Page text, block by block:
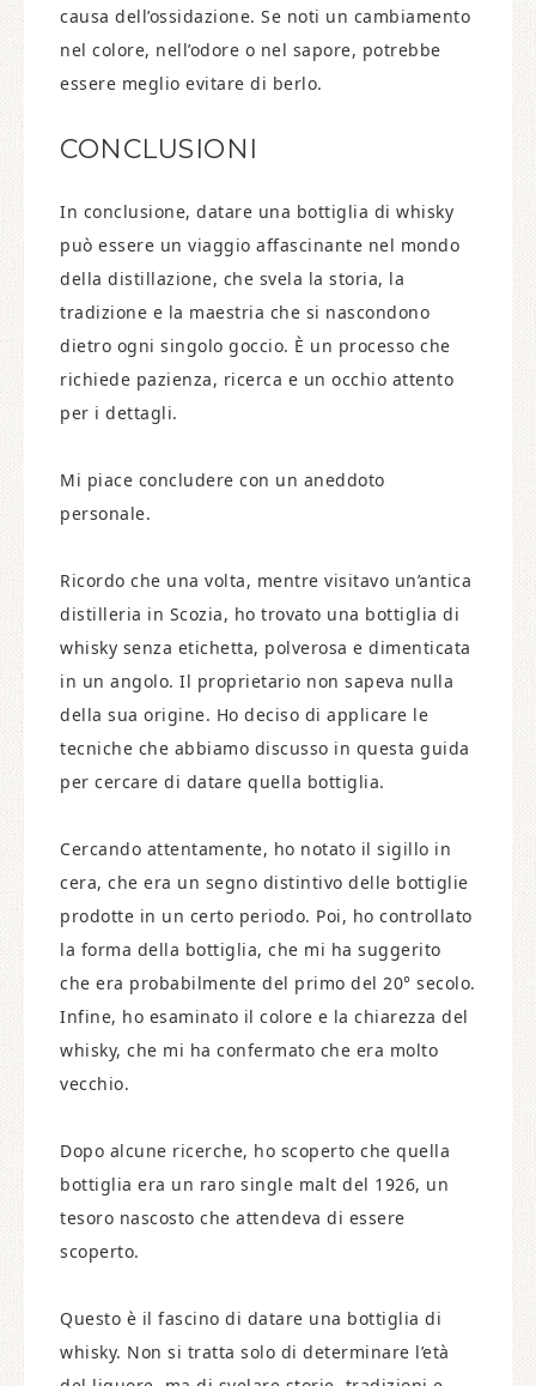
causa dell’ossidazione. Se noti un cambiamento
nel colore, nell’odore o nel sapore, potrebbe
essere meglio evitare di berlo.
CONCLUSIONI
In conclusione, datare una bottiglia di whisky
può essere un viaggio affascinante nel mondo
della distillazione, che svela la storia, la
tradizione e la maestria che si nascondono
dietro ogni singolo goccio. È un processo che
richiede pazienza, ricerca e un occhio attento
per i dettagli.
Mi piace concludere con un aneddoto
personale.
Ricordo che una volta, mentre visitavo un’antica
distilleria in Scozia, ho trovato una bottiglia di
whisky senza etichetta, polverosa e dimenticata
in un angolo. Il proprietario non sapeva nulla
della sua origine. Ho deciso di applicare le
tecniche che abbiamo discusso in questa guida
per cercare di datare quella bottiglia.
Cercando attentamente, ho notato il sigillo in
cera, che era un segno distintivo delle bottiglie
prodotte in un certo periodo. Poi, ho controllato
la forma della bottiglia, che mi ha suggerito
che era probabilmente del primo del 20° secolo.
Infine, ho esaminato il colore e la chiarezza del
whisky, che mi ha confermato che era molto
vecchio.
Dopo alcune ricerche, ho scoperto che quella
bottiglia era un raro single malt del 1926, un
tesoro nascosto che attendeva di essere
scoperto.
Questo è il fascino di datare una bottiglia di
whisky. Non si tratta solo di determinare l’età